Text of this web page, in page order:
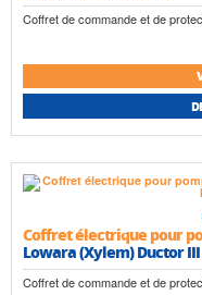
Coffret de commande et de
Coffret électrique pour
Lowara (Xylem) Ductor
Coffret de commande et de